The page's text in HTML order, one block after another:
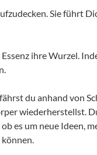
Sie führt
ihre Wurzel.
du anhand von
wiederherstellst.
es um neue Ideen,